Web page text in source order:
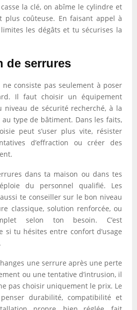
la clé, on abîme le cylindre et
plus coûteuse. En faisant appel à
les dégâts et tu sécurises la
de serrures
consiste pas seulement à poser
Il faut choisir un équipement
niveau de sécurité recherché, à la
au type de bâtiment. Dans les faits,
peut s’user plus vite, résister
d’effraction ou créer des
dans ta maison ou dans tes
du personnel qualifié. Les
te conseiller sur le bon niveau
classique, solution renforcée, ou
selon ton besoin. C’est
si tu hésites entre confort d’usage
une serrure après une perte
ou une tentative d’intrusion, il
pas choisir uniquement le prix. Le
durabilité, compatibilité et